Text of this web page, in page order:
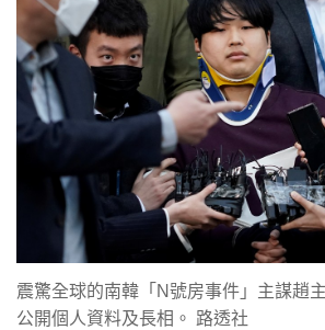
震驚全球的南韓「N號房事件」主謀趙
公開個人資料及長相。 路透社